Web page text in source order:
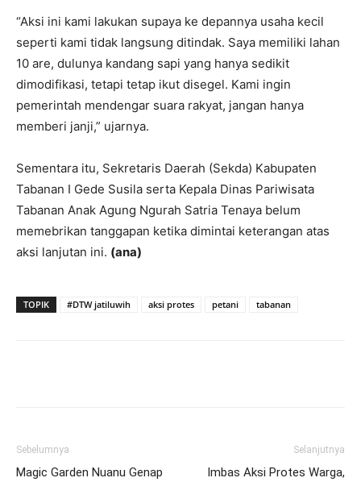
“Aksi ini kami lakukan supaya ke depannya usaha kecil
seperti kami tidak langsung ditindak. Saya memiliki lahan
10 are, dulunya kandang sapi yang hanya sedikit
dimodifikasi, tetapi tetap ikut disegel. Kami ingin
pemerintah mendengar suara rakyat, jangan hanya
memberi janji,” ujarnya.
Sementara itu, Sekretaris Daerah (Sekda) Kabupaten
Tabanan I Gede Susila serta Kepala Dinas Pariwisata
Tabanan Anak Agung Ngurah Satria Tenaya belum
memebrikan tanggapan ketika dimintai keterangan atas
aksi lanjutan ini. (ana)
TOPIK #DTW jatiluwih aksi protes petani tabanan
Sebelumnya
Magic Garden Nuanu Genap
Selanjutnya
Imbas Aksi Protes Warga,